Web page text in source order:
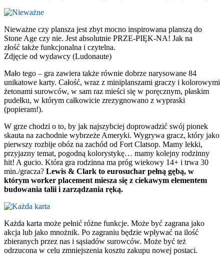
Nieważne czy plansza jest zbyt mocno inspirowana planszą do
Stone Age czy nie. Jest absolutnie PRZE-PIĘK-NA! Jak na
złość także funkcjonalna i czytelna.
Zdjęcie od wydawcy (Ludonaute)
Mało tego – gra zawiera także równie dobrze narysowane 84
unikatowe karty. Całość, wraz z miniplanszami graczy i kolorowymi
żetonami surowców, w sam raz mieści się w poręcznym, płaskim
pudełku, w którym całkowicie zrezygnowano z wypraski
(popieram!).
W grze chodzi o to, by jak najszybciej doprowadzić swój pionek
skauta na zachodnie wybrzeże Ameryki. Wygrywa gracz, który jako
pierwszy rozbije obóz na zachód od Fort Clatsop. Mamy lekki,
przyjazny temat, pogodną kolorystykę… mamy kolejny rodzinny
hit! A gucio. Która gra rodzinna ma próg wiekowy 14+ i trwa 30
min./gracza? Lewis & Clark to eurosuchar pełną gębą, w
którym worker placement miesza się z ciekawym elementem
budowania talii i zarządzania ręką.
Każda karta może pełnić różne funkcje. Może być zagrana jako
akcja lub jako mnożnik. Po zagraniu będzie wpływać na ilość
zbieranych przez nas i sąsiadów surowców. Może być też
odrzucona w celu zmniejszenia kosztu zakupu nowej postaci.